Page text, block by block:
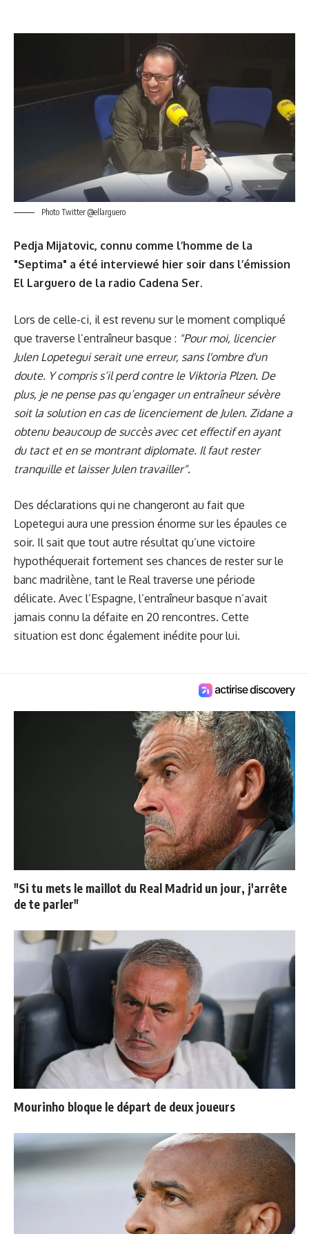
Photo Twitter @ellarguero
Pedja Mijatovic, connu comme l’homme de la
"Septima" a été interviewé hier soir dans l’émission
El Larguero de la radio Cadena Ser.
Lors de celle-ci, il est revenu sur le moment compliqué
que traverse l’entraîneur basque : "Pour moi, licencier
Julen Lopetegui serait une erreur, sans l'ombre d'un
doute. Y compris s’il perd contre le Viktoria Plzen. De
plus, je ne pense pas qu’engager un entraîneur sévère
soit la solution en cas de licenciement de Julen. Zidane a
obtenu beaucoup de succès avec cet effectif en ayant
du tact et en se montrant diplomate. Il faut rester
tranquille et laisser Julen travailler".
Des déclarations qui ne changeront au fait que
Lopetegui aura une pression énorme sur les épaules ce
soir. Il sait que tout autre résultat qu’une victoire
hypothéquerait fortement ses chances de rester sur le
banc madrilène, tant le Real traverse une période
délicate. Avec l’Espagne, l’entraîneur basque n’avait
jamais connu la défaite en 20 rencontres. Cette
situation est donc également inédite pour lui.
"Si tu mets le maillot du Real Madrid un jour, j'arrête
de te parler"
Mourinho bloque le départ de deux joueurs